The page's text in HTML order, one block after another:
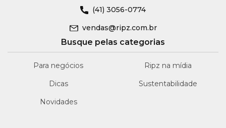
(41) 3056-0774
vendas@ripz.com.br
Busque pelas categorias
Para negócios
Dicas
Novidades
Ripz na mídia
Sustentabilidade